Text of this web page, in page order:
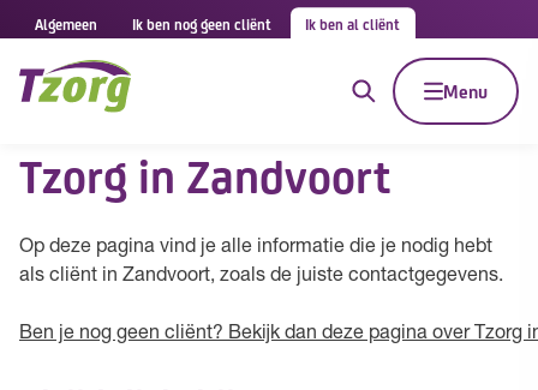
Algemeen Ik ben nog geen cliënt Ik ben al cliënt
Menu
Tzorg in Zandvoort
Op deze pagina vind je alle informatie die je nodig hebt
als cliënt in Zandvoort, zoals de juiste contactgegevens.
Ben je nog geen cliënt? Bekijk dan deze pagina over Tzorg